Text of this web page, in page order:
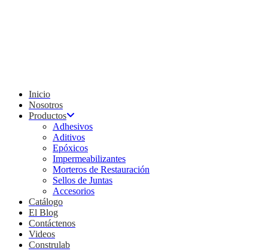
Inicio
Nosotros
Productos
Adhesivos
Aditivos
Epóxicos
Impermeabilizantes
Morteros de Restauración
Sellos de Juntas
Accesorios
Catálogo
El Blog
Contáctenos
Videos
Construlab